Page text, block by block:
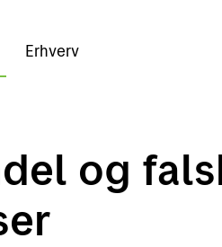
Erhverv
og